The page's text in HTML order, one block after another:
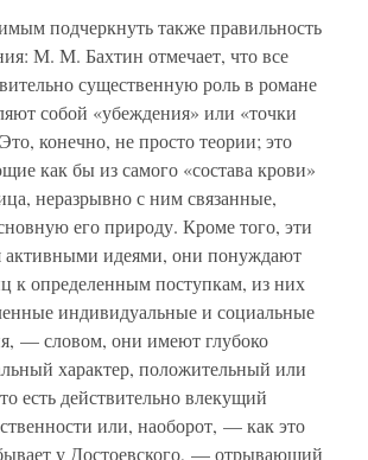
подчеркнуть также правильность
М. М. Бахтин отмечает, что все
существенную роль в романе
собой «убеждения» или «точки
конечно, не просто теории; это
как бы из самого «состава крови»
неразрывно с ним связанные,
его природу. Кроме того, эти
активными идеями, они понуждают
к определенным поступкам, из них
индивидуальные и социальные
— словом, они имеют глубоко
характер, положительный или
есть действительно влекущий
или, наоборот, — как это
у Достоевского, — отрывающий